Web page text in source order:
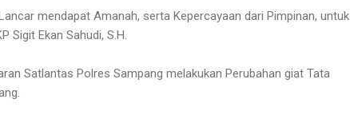
mendapat Amanah, serta Kepercayaan dari Pimpinan, untuk
Sigit Ekan Sahudi, S.H.
Satlantas Polres Sampang melakukan Perubahan giat Tata